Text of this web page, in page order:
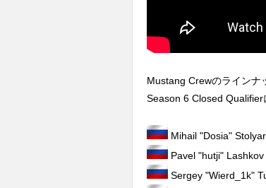
Mustang Crewのラインナ
Season 6 Closed Qualifier
Mihail "Dosia"
Pavel "hutji" Lashkov
Sergey "Wierd_1k"